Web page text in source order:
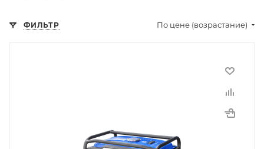
ФИЛЬТР По цене (возрастание)